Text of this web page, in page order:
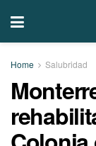
Home Salubridad